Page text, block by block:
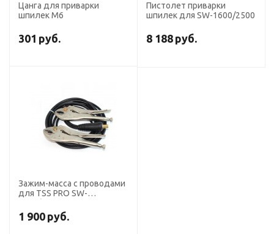
Цанга для приварки
шпилек М6
301 руб.
Пистолет приварки
шпилек для SW-1600/2500
8 188 руб.
Зажим-масса с проводами
для TSS PRO SW-
1 900 руб.